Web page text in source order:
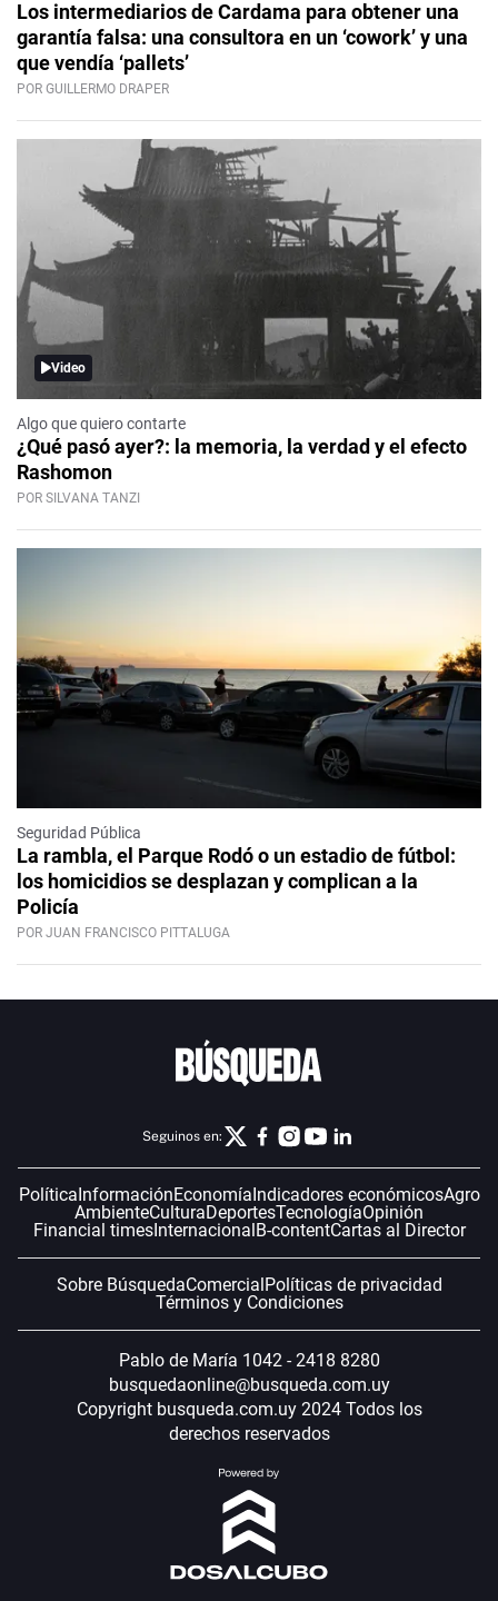
Los intermediarios de Cardama para obtener una
garantía falsa: una consultora en un ‘cowork’ y una
que vendía ‘pallets’
POR GUILLERMO DRAPER
Video
Algo que quiero contarte
¿Qué pasó ayer?: la memoria, la verdad y el efecto
Rashomon
POR SILVANA TANZI
Seguridad Pública
La rambla, el Parque Rodó o un estadio de fútbol:
los homicidios se desplazan y complican a la
Policía
POR JUAN FRANCISCO PITTALUGA
Seguinos en:
PolíticaInformaciónEconomíaIndicadores económicosAgro
AmbienteCulturaDeportesTecnologíaOpinión
Financial timesInternacionalB-contentCartas al Director
Sobre BúsquedaComercialPolíticas de privacidad
Términos y Condiciones
Pablo de María 1042 - 2418 8280
busquedaonline@busqueda.com.uy
Copyright busqueda.com.uy 2024 Todos los
derechos reservados